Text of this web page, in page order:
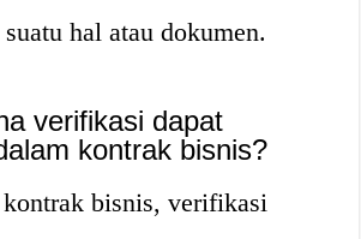
hal atau dokumen.
verifikasi dapat
kontrak bisnis?
bisnis, verifikasi